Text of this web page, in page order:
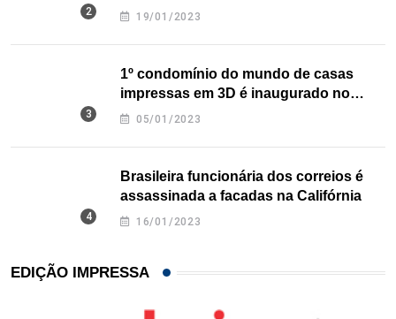
nos EUA
19/01/2023
1º condomínio do mundo de casas
impressas em 3D é inaugurado no
Texas
05/01/2023
Brasileira funcionária dos correios é
assassinada a facadas na Califórnia
16/01/2023
EDIÇÃO IMPRESSA